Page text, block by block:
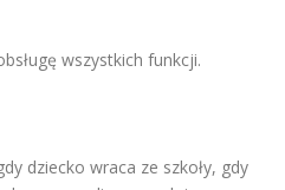
wszystkich funkcji.
dziecko wraca ze szkoły, gdy